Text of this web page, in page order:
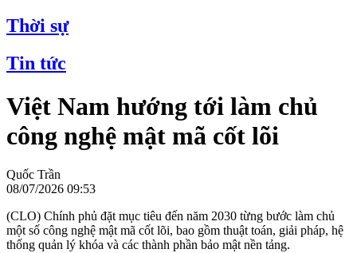
Thời sự
Tin tức
Việt Nam hướng tới làm chủ
công nghệ mật mã cốt lõi
Quốc Trần
08/07/2026 09:53
(CLO) Chính phủ đặt mục tiêu đến năm 2030 từng bước làm chủ
một số công nghệ mật mã cốt lõi, bao gồm thuật toán, giải pháp, hệ
thống quản lý khóa và các thành phần bảo mật nền tảng.